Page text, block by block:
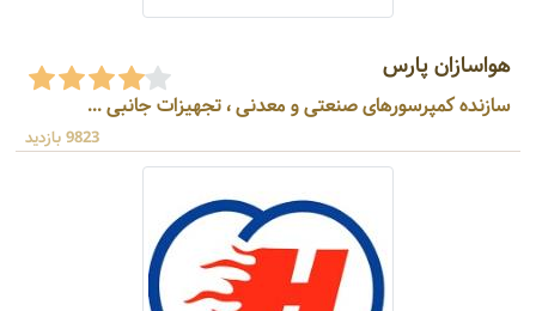
هواسازان پارس
سازنده کمپرسورهای صنعتی و معدنی ، تجهیزات جانبی ...
9823 بازدید